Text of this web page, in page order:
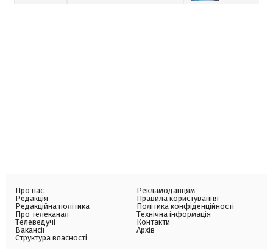
Про нас
Редакція
Редакційна політика
Про телеканал
Телеведучі
Вакансії
Структура власності
Рекламодавцям
Правила користування
Політика конфіденційності
Технічна інформація
Контакти
Архів